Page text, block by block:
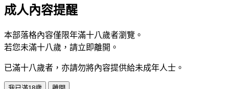
成人內容提醒
本部落格內容僅限年滿十八歲者瀏覽。
若您未滿十八歲，請立即離開。
已滿十八歲者，亦請勿將內容提供給未成年人士。